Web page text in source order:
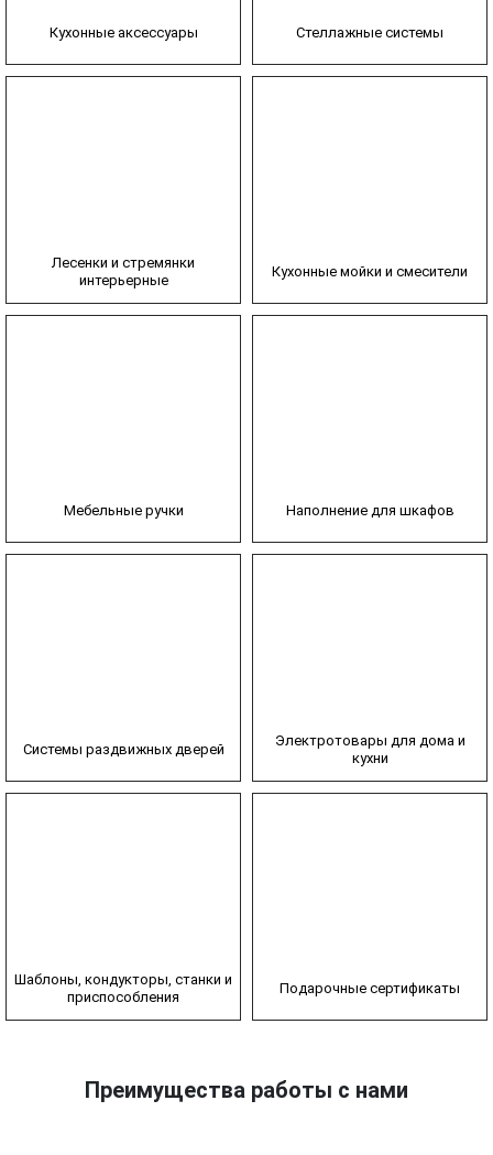
Кухонные аксессуары Стеллажные системы
Лесенки и стремянки
интерьерные
Кухонные мойки и смесители
Мебельные ручки Наполнение для шкафов
Системы раздвижных дверей
Электротовары для дома и
кухни
Шаблоны, кондукторы, станки и
приспособления
Подарочные сертификаты
Преимущества работы с нами